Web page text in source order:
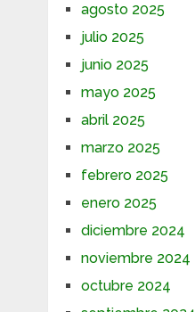
agosto 2025
julio 2025
junio 2025
mayo 2025
abril 2025
marzo 2025
febrero 2025
enero 2025
diciembre 2024
noviembre 2024
octubre 2024